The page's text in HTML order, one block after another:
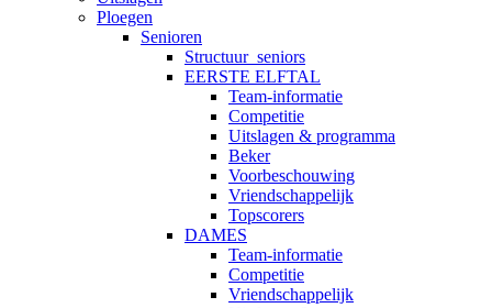
Ploegen
Senioren
Structuur_seniors
EERSTE ELFTAL
Team-informatie
Competitie
Uitslagen & programma
Beker
Voorbeschouwing
Vriendschappelijk
Topscorers
DAMES
Team-informatie
Competitie
Vriendschappelijk